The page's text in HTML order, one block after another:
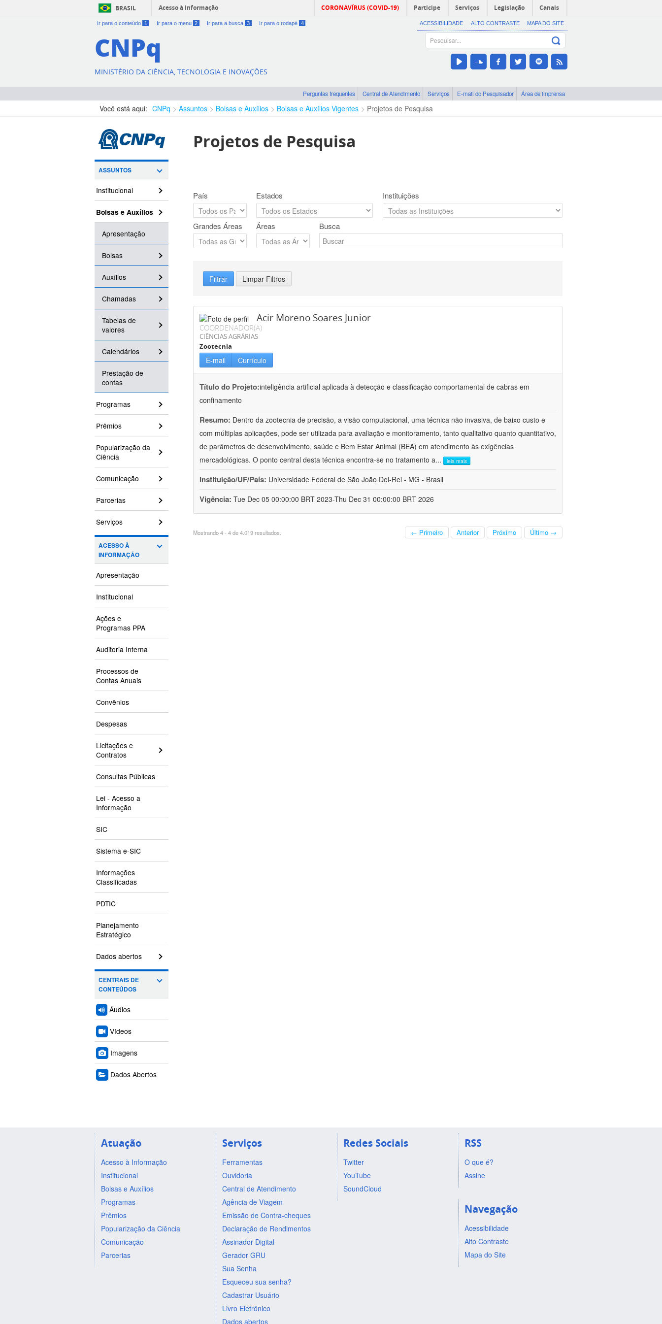
BRASIL Acesso à informação CORONAVÍRUS (COVID-19) Participe Serviços Legislação Canais
Ir para o conteúdo 1 Ir para o menu 2 Ir para a busca 3 Ir para o rodapé 4 ACESSIBILIDADE ALTO CONTRASTE MAPA DO SITE
CNPq
MINISTÉRIO DA CIÊNCIA, TECNOLOGIA E INOVAÇÕES
Perguntas frequentes Central de Atendimento Serviços E-mail do Pesquisador Área de imprensa
Você está aqui: CNPq Assuntos Bolsas e Auxílios Bolsas e Auxílios Vigentes Projetos de Pesquisa
ASSUNTOS
Institucional
Bolsas e Auxílios
Apresentação
Bolsas
Auxílios
Chamadas
Tabelas de
valores
Calendários
Prestação de
contas
Programas
Prêmios
Popularização da
Ciência
Comunicação
Parcerias
Serviços
ACESSO À
INFORMAÇÃO
Apresentação
Institucional
Ações e
Programas PPA
Auditoria Interna
Processos de
Contas Anuais
Convênios
Despesas
Licitações e
Contratos
Consultas Públicas
Lei - Acesso a
Informação
SIC
Sistema e-SIC
Informações
Classificadas
PDTIC
Planejamento
Estratégico
Dados abertos
CENTRAIS DE
CONTEÚDOS
Áudios
Vídeos
Imagens
Dados Abertos
Projetos de Pesquisa
País Estados Instituições
Grandes Áreas Áreas Busca
Filtrar Limpar Filtros
Acir Moreno Soares Junior
COORDENADOR(A)
CIÊNCIAS AGRÁRIAS
Zootecnia
E-mail Currículo
Título do Projeto:inteligência artificial aplicada à detecção e classificação comportamental de cabras em
confinamento
Resumo: Dentro da zootecnia de precisão, a visão computacional, uma técnica não invasiva, de baixo custo e
com múltiplas aplicações, pode ser utilizada para avaliação e monitoramento, tanto qualitativo quanto quantitativo,
de parâmetros de desenvolvimento, saúde e Bem Estar Animal (BEA) em atendimento às exigências
mercadológicas. O ponto central desta técnica encontra-se no tratamento a... leia mais
Instituição/UF/País: Universidade Federal de São João Del-Rei - MG - Brasil
Vigência: Tue Dec 05 00:00:00 BRT 2023-Thu Dec 31 00:00:00 BRT 2026
Mostrando 4 - 4 de 4.019 resultados. ← Primeiro Anterior Próximo Último →
Atuação
Acesso à Informação
Institucional
Bolsas e Auxílios
Programas
Prêmios
Popularização da Ciência
Comunicação
Parcerias
Serviços
Ferramentas
Ouvidoria
Central de Atendimento
Agência de Viagem
Emissão de Contra-cheques
Declaração de Rendimentos
Assinador Digital
Gerador GRU
Sua Senha
Esqueceu sua senha?
Cadastrar Usuário
Livro Eletrônico
Dados abertos
Redes Sociais
Twitter
YouTube
SoundCloud
RSS
O que é?
Assine
Navegação
Acessibilidade
Alto Contraste
Mapa do Site